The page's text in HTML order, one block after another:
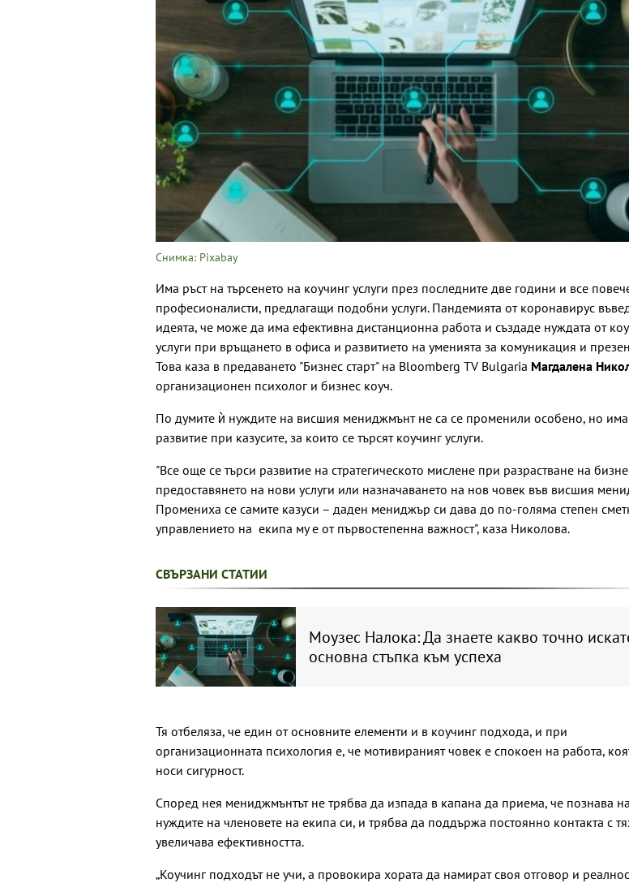
Снимка: Pixabay
Има ръст на търсенето на коучинг услуги през последните две години и все
професионалисти, предлагащи подобни услуги. Пандемията от коронавирус
идеята, че може да има ефективна дистанционна работа и създаде нуждата от
услуги при връщането в офиса и развитието на уменията за комуникация и
Това каза в предаването "Бизнес старт" на Bloomberg TV Bulgaria Магдалена
организационен психолог и бизнес коуч.
По думите ѝ нуждите на висшия мениджмънт не са се променили особено, но има
развитие при казусите, за които се търсят коучинг услуги.
"Все още се търси развитие на стратегическото мислене при разрастване на
предоставянето на нови услуги или назначаването на нов човек във висшия
Промениха се самите казуси – даден мениджър си дава до по-голяма степен
управлението на екипа му е от първостепенна важност", каза Николова.
СВЪРЗАНИ СТАТИИ
Моузес Налока: Да знаете какво точно
основна стъпка към успеха
Тя отбеляза, че един от основните елементи и в коучинг подхода, и при
организационната психология е, че мотивираният човек е спокоен на работа,
носи сигурност.
Според нея мениджмънтът не трябва да изпада в капана да приема, че познава
нуждите на членовете на екипа си, и трябва да поддържа постоянно контакта с
увеличава ефективността.
„Коучинг подходът не учи, а провокира хората да намират своя отговор и
Спартак
Катар